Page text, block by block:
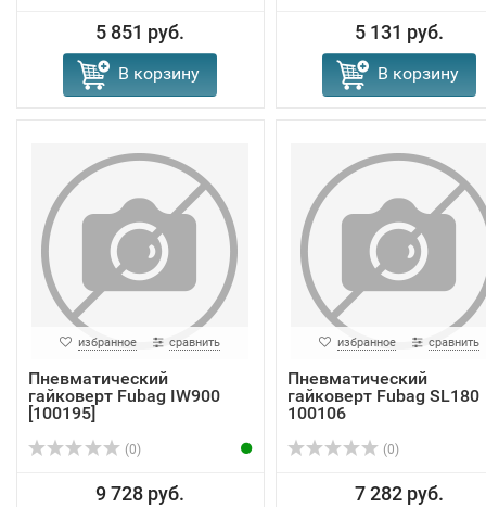
5 851 руб.
В корзину
5 131 руб.
В корзину
избранное сравнить
Пневматический
гайковерт Fubag IW900
[100195]
(0)
9 728 руб.
избранное сравнить
Пневматический
гайковерт Fubag SL180
100106
(0)
7 282 руб.